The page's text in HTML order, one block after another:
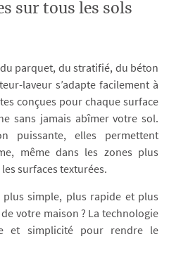
sur tous les sols
parquet, du stratifié, du béton
laveur s’adapte facilement à
conçues pour chaque surface
sans jamais abîmer votre sol.
puissante, elles permettent
même dans les zones plus
surfaces texturées.
plus simple, plus rapide et plus
votre maison ? La technologie
et simplicité pour rendre le